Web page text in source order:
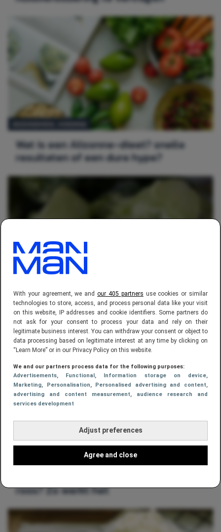
With your agreement, we andour 405 partners use cookies or similar
technologies to store, access, and process personal data like your visit
on this website, IP addresses and cookie identifiers. Some partners do
not ask for your consent to process your data and rely on their
legitimate business interest. You can withdraw your consent or object to
data processing based on legitimate interest at any time by clicking on
“Learn More” or in our Privacy Policy on this website.
We and our partners process data for the following purposes:
Advertisements, Functional, Information storage on device,
Marketing, Personalisation, Personalised advertising and content,
advertising and content measurement, audience research and
services development
Adjust preferences
Agree and close
Wat is een Alizonne-dieet? snelle
resultaten of een dure hype?
Diëtisten onthullen: deze 4 groenten
moet je voortaan altijd bevroren
kopen
VOEDING
roos? Zo werkt het